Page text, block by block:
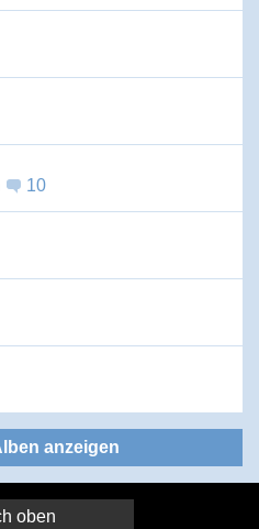
10
anzeigen
oben